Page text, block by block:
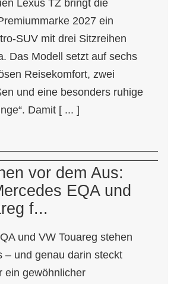
Lexus TZ bringt die
2027 ein
SUV mit drei Sitzreihen
Das Modell setzt auf sechs
Reisekomfort, zwei
und eine besonders ruhige
Damit [ ... ]
vor dem Aus:
EQA und
f...
und VW Touareg stehen
– und genau darin steckt
ein gewöhnlicher